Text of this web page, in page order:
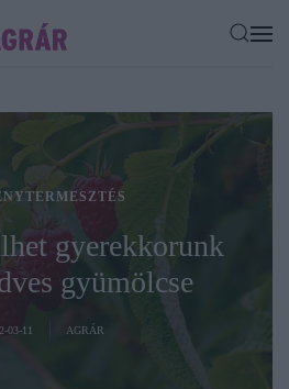
gyerekkorunk
gyümölcse
03-11 AGRÁR